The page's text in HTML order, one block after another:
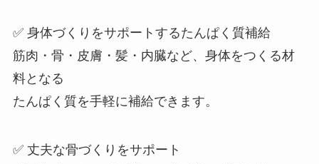
✅ 身体づくりをサポートするたんぱく質補給
筋肉・骨・皮膚・髪・内臓など、身体をつくる材
料となる
たんぱく質を手軽に補給できます。
✅ 丈夫な骨づくりをサポート